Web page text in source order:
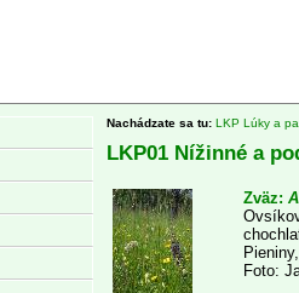
Nachádzate sa tu: LKP Lúky a
LKP01 Nížinné a
Zväz:
Foto: